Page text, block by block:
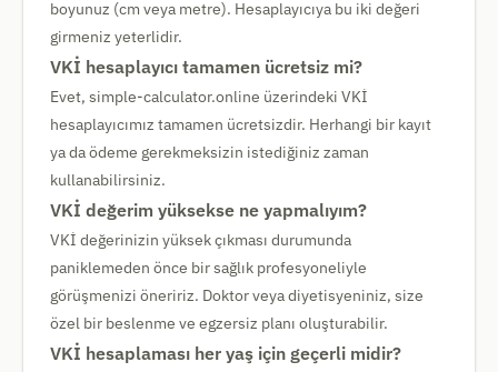
boyunuz (cm veya metre). Hesaplayıcıya bu iki değeri
girmeniz yeterlidir.
VKİ hesaplayıcı tamamen ücretsiz mi?
Evet, simple-calculator.online üzerindeki VKİ
hesaplayıcımız tamamen ücretsizdir. Herhangi bir kayıt
ya da ödeme gerekmeksizin istediğiniz zaman
kullanabilirsiniz.
VKİ değerim yüksekse ne yapmalıyım?
VKİ değerinizin yüksek çıkması durumunda
paniklemeden önce bir sağlık profesyoneliyle
görüşmenizi öneririz. Doktor veya diyetisyeniniz, size
özel bir beslenme ve egzersiz planı oluşturabilir.
VKİ hesaplaması her yaş için geçerli midir?